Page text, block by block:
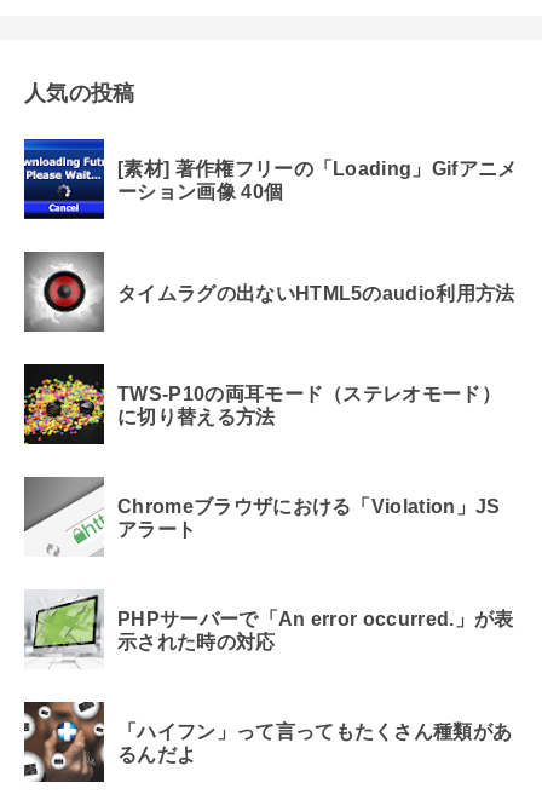
人気の投稿
[素材] 著作権フリーの「Loading」Gifアニメ
ーション画像 40個
タイムラグの出ないHTML5のaudio利用方法
TWS-P10の両耳モード（ステレオモード）
に切り替える方法
Chromeブラウザにおける「Violation」JS
アラート
PHPサーバーで「An error occurred.」が表
示された時の対応
「ハイフン」って言ってもたくさん種類があ
るんだよ